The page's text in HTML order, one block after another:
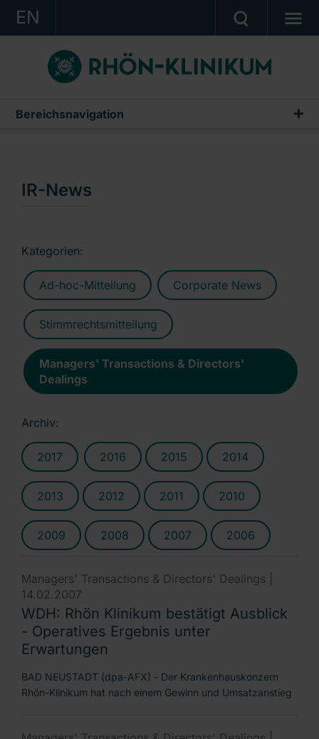
EN
KONZERN
KLINIKEN
KARRIERE
KONTAKT
Bereichsnavigation
Publikationen & Präsentationen
Präsentationen & Conference Calls
IR-News
Kategorien:
Ad-hoc-Mitteilung Corporate News
Stimmrechtsmitteilung
Managers' Transactions & Directors'
Dealings
Archiv:
2017 2016 2015 2014
2013 2012 2011 2010
2009 2008 2007 2006
Managers' Transactions & Directors' Dealings |
14.02.2007
WDH: Rhön Klinikum bestätigt Ausblick
- Operatives Ergebnis unter
Erwartungen
BAD NEUSTADT (dpa-AFX) - Der Krankenhauskonzern
Rhön-Klinikum hat nach einem Gewinn und Umsatzanstieg